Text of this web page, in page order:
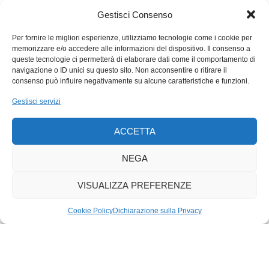
Gestisci Consenso
Per fornire le migliori esperienze, utilizziamo tecnologie come i cookie per
memorizzare e/o accedere alle informazioni del dispositivo. Il consenso a
queste tecnologie ci permetterà di elaborare dati come il comportamento di
navigazione o ID unici su questo sito. Non acconsentire o ritirare il
consenso può influire negativamente su alcune caratteristiche e funzioni.
Gestisci servizi
ACCETTA
NEGA
VISUALIZZA PREFERENZE
Cookie PolicyDichiarazione sulla Privacy
si nutre esclusivamente dei semi, e la coccinella del brugo che
coccinéllide preda invece un afide che succhia le radici.
A proposito: alla Migros sono in vendita brughi color bordeaux,
rosa, e bianchi. Val la pena farne la conoscenza, e
mantengono la loro fioritura fino a Natale.